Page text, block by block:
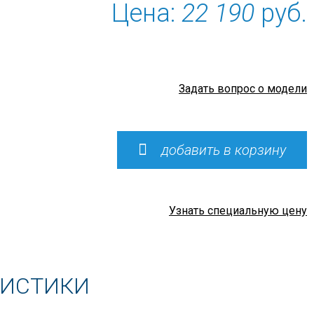
Цена: 22 190руб.
Задать вопрос о модели
добавить в корзину
Узнать специальную цену